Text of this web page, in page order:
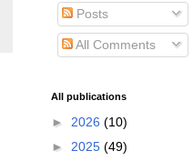
Posts
All Comments
All publications
► 2026 (10)
► 2025 (49)